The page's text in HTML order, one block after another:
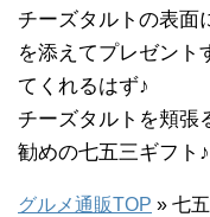
チーズタルトの表面
を添えてプレゼント
てくれるはず♪
チーズタルトを頬張
勧めの七五三ギフト
グルメ通販TOP » 七